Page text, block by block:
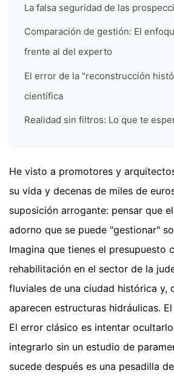
La falsa seguridad de las
Comparación de gestión: El
frente al del experto
El error de la "reconstrucción
científica
Realidad sin filtros: Lo que te
He visto a promotores y
su vida y decenas de miles de
suposición arrogante: pensar que
adorno que se puede "gestionar"
Imagina que tienes el presupuesto
rehabilitación en el sector de la
fluviales de una ciudad histórica y,
aparecen estructuras hidráulicas.
El error clásico es intentar
integrarlo sin un estudio de
sucede después es una pesadilla